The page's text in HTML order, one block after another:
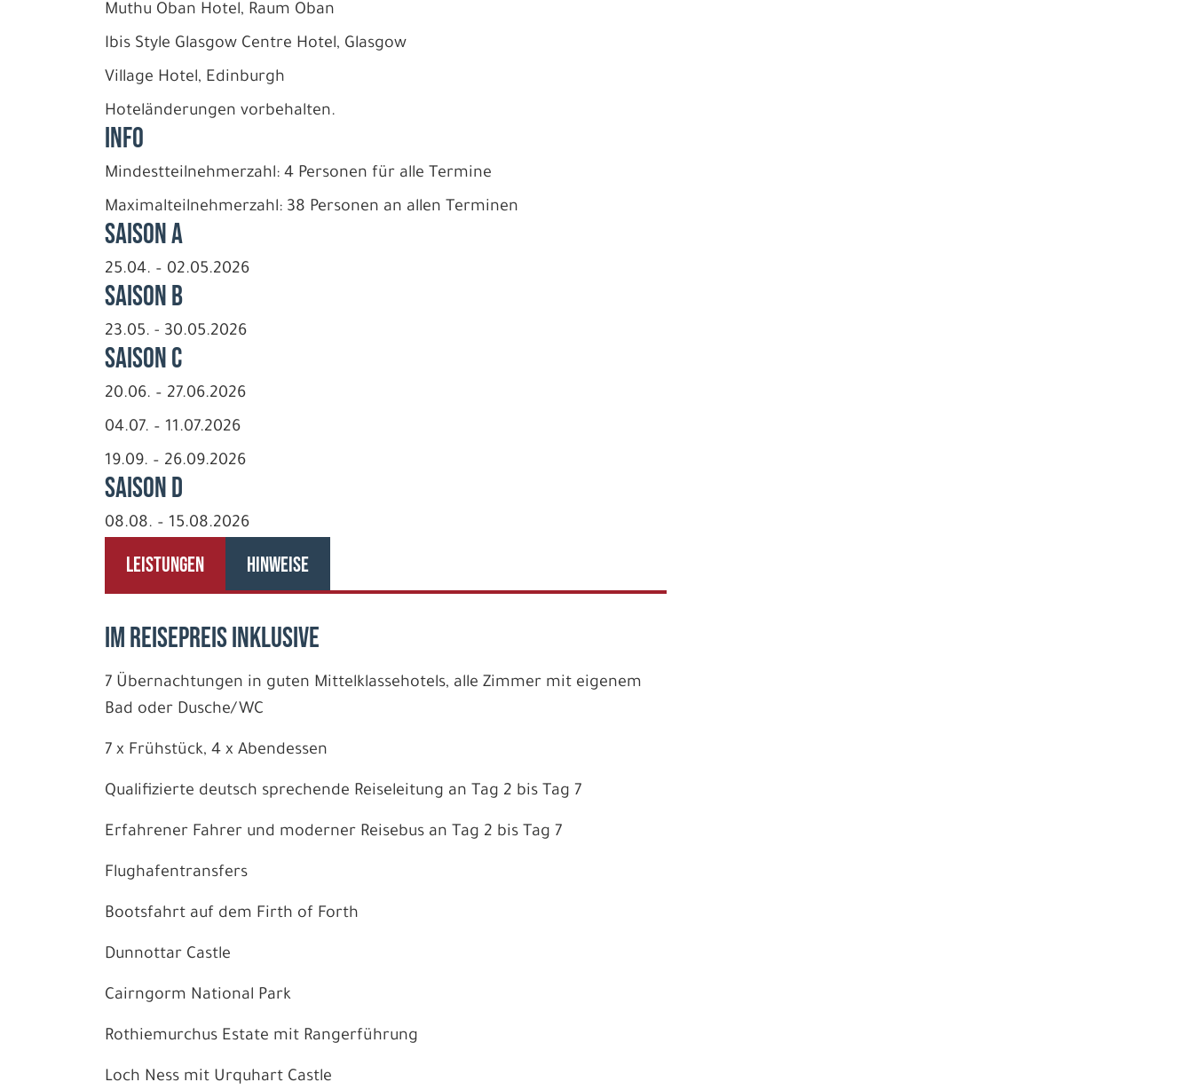
Muthu Oban Hotel, Raum Oban
Ibis Style Glasgow Centre Hotel, Glasgow
Village Hotel, Edinburgh
Hoteländerungen vorbehalten.
INFO
Mindestteilnehmerzahl: 4 Personen für alle Termine
Maximalteilnehmerzahl: 38 Personen an allen Terminen
Saison A
25.04. – 02.05.2026
Saison B
23.05. - 30.05.2026
Saison C
20.06. – 27.06.2026
04.07. – 11.07.2026
19.09. – 26.09.2026
Saison D
08.08. – 15.08.2026
LEISTUNGEN HINWEISE
IM REISEPREIS INKLUSIVE
7 Übernachtungen in guten Mittelklassehotels, alle Zimmer mit eigenem
Bad oder Dusche/WC
7 x Frühstück, 4 x Abendessen
Qualifizierte deutsch sprechende Reiseleitung an Tag 2 bis Tag 7
Erfahrener Fahrer und moderner Reisebus an Tag 2 bis Tag 7
Flughafentransfers
Bootsfahrt auf dem Firth of Forth
Dunnottar Castle
Cairngorm National Park
Rothiemurchus Estate mit Rangerführung
Loch Ness mit Urquhart Castle